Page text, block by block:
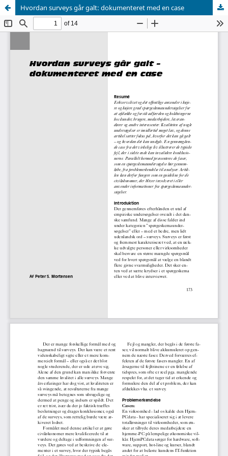
Hvordan surveys går galt: dokumenteret med en case